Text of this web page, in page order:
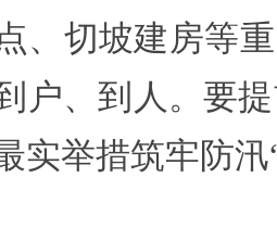
、切坡建房等
户、到人。要
实举措筑牢防